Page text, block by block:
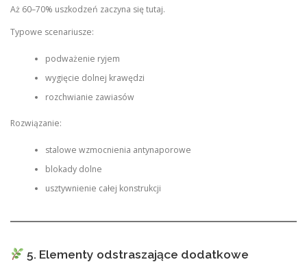
Aż 60–70% uszkodzeń zaczyna się tutaj.
Typowe scenariusze:
podważenie ryjem
wygięcie dolnej krawędzi
rozchwianie zawiasów
Rozwiązanie:
stalowe wzmocnienia antynaporowe
blokady dolne
usztywnienie całej konstrukcji
5. Elementy odstraszające dodatkowe